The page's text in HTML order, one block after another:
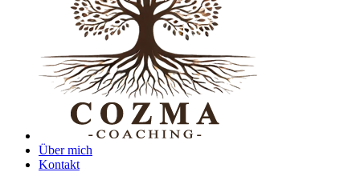
Über mich
Kontakt